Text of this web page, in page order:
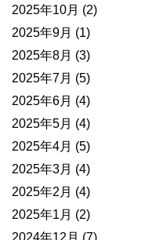
2025年10月 (2)
2025年9月 (1)
2025年8月 (3)
2025年7月 (5)
2025年6月 (4)
2025年5月 (4)
2025年4月 (5)
2025年3月 (4)
2025年2月 (4)
2025年1月 (2)
2024年12月 (7)